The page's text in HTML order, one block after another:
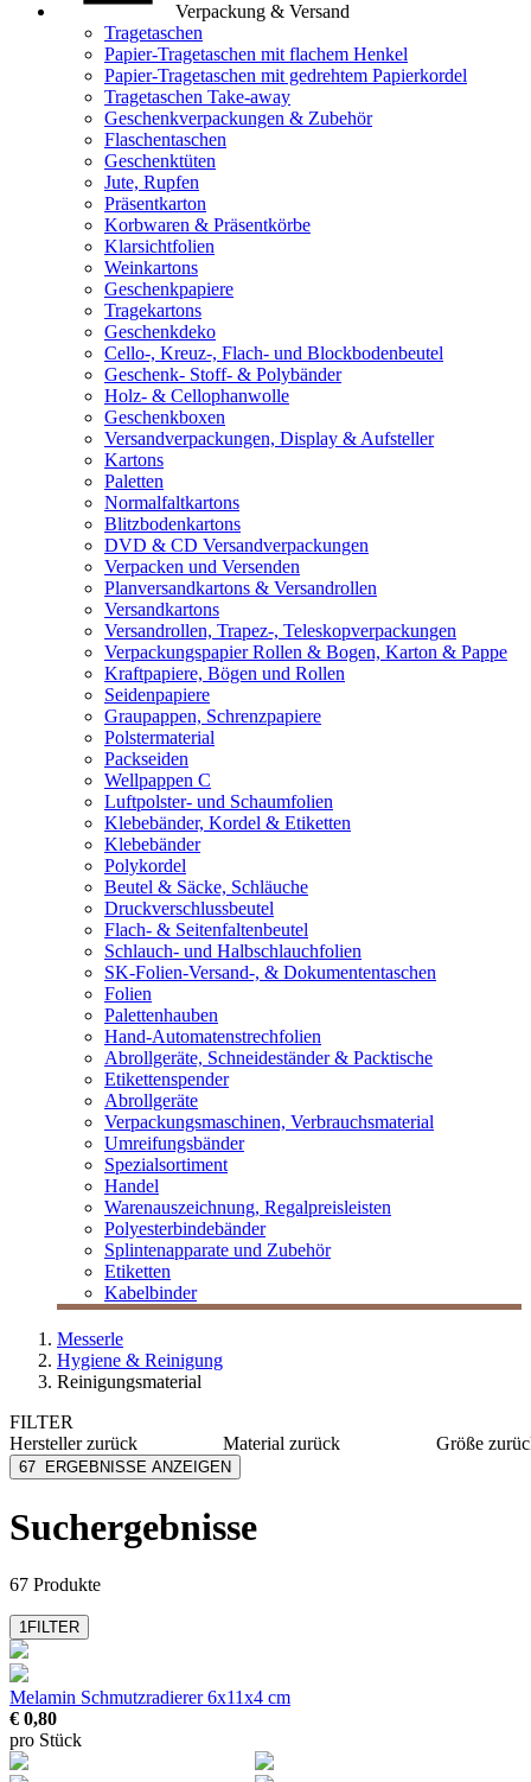
Verpackung & Versand
Tragetaschen
Papier-Tragetaschen mit flachem Henkel
Papier-Tragetaschen mit gedrehtem Papierkordel
Tragetaschen Take-away
Geschenkverpackungen & Zubehör
Flaschentaschen
Geschenktüten
Jute, Rupfen
Präsentkarton
Korbwaren & Präsentkörbe
Klarsichtfolien
Weinkartons
Geschenkpapiere
Tragekartons
Geschenkdeko
Cello-, Kreuz-, Flach- und Blockbodenbeutel
Geschenk- Stoff- & Polybänder
Holz- & Cellophanwolle
Geschenkboxen
Versandverpackungen, Display & Aufsteller
Kartons
Paletten
Normalfaltkartons
Blitzbodenkartons
DVD & CD Versandverpackungen
Verpacken und Versenden
Planversandkartons & Versandrollen
Versandkartons
Versandrollen, Trapez-, Teleskopverpackungen
Verpackungspapier Rollen & Bogen, Karton & Pappe
Kraftpapiere, Bögen und Rollen
Seidenpapiere
Graupappen, Schrenzpapiere
Polstermaterial
Packseiden
Wellpappen C
Luftpolster- und Schaumfolien
Klebebänder, Kordel & Etiketten
Klebebänder
Polykordel
Beutel & Säcke, Schläuche
Druckverschlussbeutel
Flach- & Seitenfaltenbeutel
Schlauch- und Halbschlauchfolien
SK-Folien-Versand-, & Dokumententaschen
Folien
Palettenhauben
Hand-Automatenstrechfolien
Abrollgeräte, Schneideständer & Packtische
Etikettenspender
Abrollgeräte
Verpackungsmaschinen, Verbrauchsmaterial
Umreifungsbänder
Spezialsortiment
Handel
Warenauszeichnung, Regalpreisleisten
Polyesterbindebänder
Splintenapparate und Zubehör
Etiketten
Kabelbinder
Messerle
Hygiene & Reinigung
Reinigungsmaterial
FILTER
Herstellerzurück
haug bürsten
M Tex
Meiko
mehr anzeigen
Material zurück
Polyester
Größe
67 ERGEBNISSE ANZEIGEN
Suchergebnisse
67 Produkte
1FILTER
Melamin Schmutzradierer 6x11x4 cm
€ 0,80
pro Stück